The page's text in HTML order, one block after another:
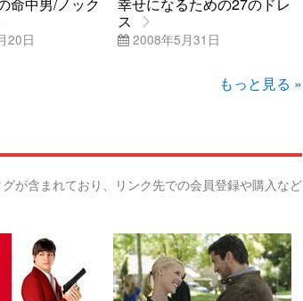
命中男/ノック
20日
幸せになるための27のドレ
ス
2008年5月31日
もっと見る »
が含まれており、リンク先での会員登録や購入など